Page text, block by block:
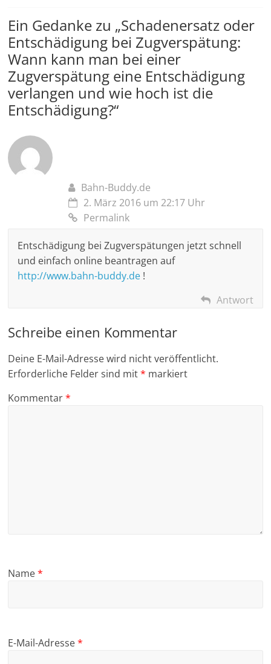
Ein Gedanke zu „Schadenersatz oder
Entschädigung bei Zugverspätung:
Wann kann man bei einer
Zugverspätung eine Entschädigung
verlangen und wie hoch ist die
Entschädigung?“
Bahn-Buddy.de
2. März 2016 um 22:17 Uhr
Permalink
Entschädigung bei Zugverspätungen jetzt schnell
und einfach online beantragen auf
http://www.bahn-buddy.de !
Antwort
Schreibe einen Kommentar
Deine E-Mail-Adresse wird nicht veröffentlicht.
Erforderliche Felder sind mit* markiert
Kommentar*
Name*
E-Mail-Adresse*